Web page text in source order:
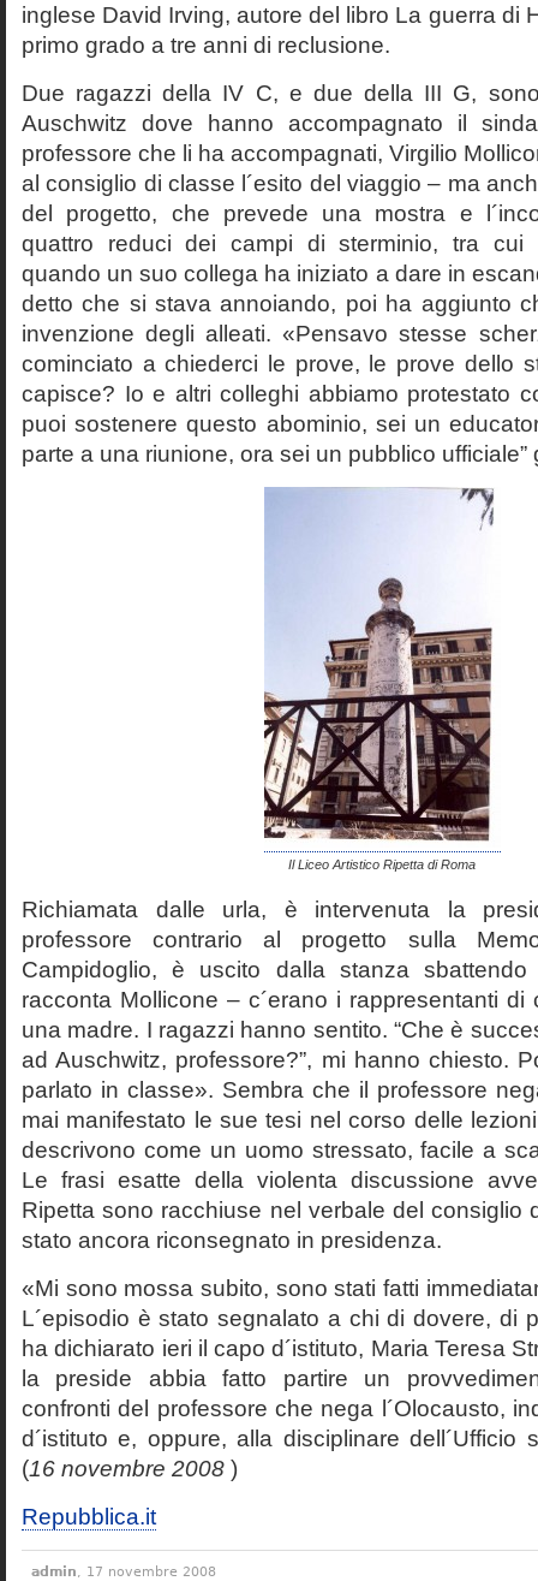
inglese David Irving, autore del libro La guerra di
primo grado a tre anni di reclusione.
Due ragazzi della IV C, e due della III G,
Auschwitz dove hanno accompagnato il
professore che li ha accompagnati, Virgilio
al consiglio di classe l´esito del viaggio – ma
del progetto, che prevede una mostra e
quattro reduci dei campi di sterminio, tra cui
quando un suo collega ha iniziato a dare in
detto che si stava annoiando, poi ha aggiunto
invenzione degli alleati. «Pensavo stesse
cominciato a chiederci le prove, le prove dello
capisce? Io e altri colleghi abbiamo protestato
puoi sostenere questo abominio, sei un
parte a una riunione, ora sei un pubblico ufficiale”
Il Liceo Artistico Ripetta di Roma
Richiamata dalle urla, è intervenuta la
professore contrario al progetto sulla
Campidoglio, è uscito dalla stanza
racconta Mollicone – c´erano i rappresentanti
una madre. I ragazzi hanno sentito. “Che è
ad Auschwitz, professore?”, mi hanno chiesto.
parlato in classe». Sembra che il professore
mai manifestato le sue tesi nel corso delle
descrivono come un uomo stressato, facile a
Le frasi esatte della violenta discussione
Ripetta sono racchiuse nel verbale del consiglio
stato ancora riconsegnato in presidenza.
«Mi sono mossa subito, sono stati fatti
L´episodio è stato segnalato a chi di dovere, di
ha dichiarato ieri il capo d´istituto, Maria Teresa
la preside abbia fatto partire un
confronti del professore che nega l´Olocausto,
d´istituto e, oppure, alla disciplinare dell´Ufficio
(16 novembre 2008 )
Repubblica.it
admin, 17 novembre 2008